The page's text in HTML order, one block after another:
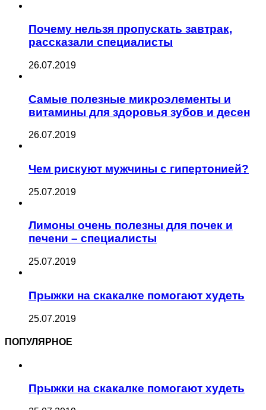
Почему нельзя пропускать завтрак,
рассказали специалисты
26.07.2019
Самые полезные микроэлементы и
витамины для здоровья зубов и десен
26.07.2019
Чем рискуют мужчины с гипертонией?
25.07.2019
Лимоны очень полезны для почек и
печени – специалисты
25.07.2019
Прыжки на скакалке помогают худеть
25.07.2019
ПОПУЛЯРНОЕ
Прыжки на скакалке помогают худеть